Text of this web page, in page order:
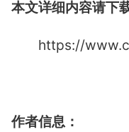
本文详细内容请下
https://
作者信息：